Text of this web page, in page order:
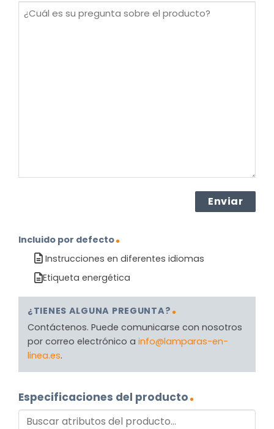
¿Cuál
Incluido por defecto
Instrucciones en diferentes idiomas
Etiqueta energética
¿TIENES ALGUNA PREGUNTA?
Contáctenos. Puede comunicarse con nosotros
por correo electrónico a info@lamparas-en-
linea.es.
Especificaciones del producto